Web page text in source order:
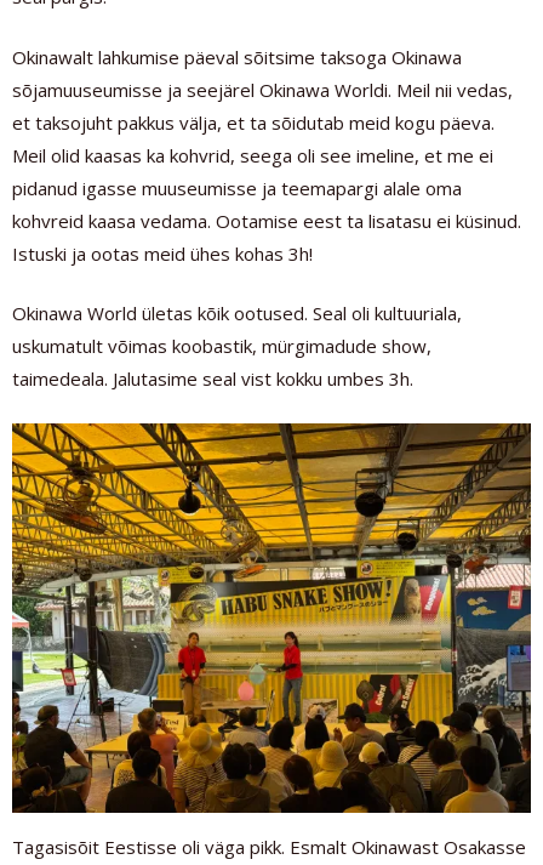
Okinawalt lahkumise päeval sõitsime taksoga Okinawa
sõjamuuseumisse ja seejärel Okinawa Worldi. Meil nii vedas,
et taksojuht pakkus välja, et ta sõidutab meid kogu päeva.
Meil olid kaasas ka kohvrid, seega oli see imeline, et me ei
pidanud igasse muuseumisse ja teemapargi alale oma
kohvreid kaasa vedama. Ootamise eest ta lisatasu ei küsinud.
Istuski ja ootas meid ühes kohas 3h!
Okinawa World ületas kõik ootused. Seal oli kultuuriala,
uskumatult võimas koobastik, mürgimadude show,
taimedeala. Jalutasime seal vist kokku umbes 3h.
Tagasisõit Eestisse oli väga pikk. Esmalt Okinawast Osakasse